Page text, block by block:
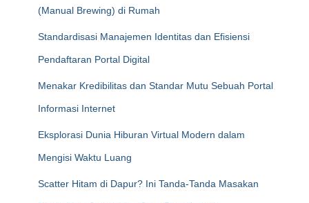
(Manual Brewing) di Rumah
Standardisasi Manajemen Identitas dan Efisiensi
Pendaftaran Portal Digital
Menakar Kredibilitas dan Standar Mutu Sebuah Portal
Informasi Internet
Eksplorasi Dunia Hiburan Virtual Modern dalam
Mengisi Waktu Luang
Scatter Hitam di Dapur? Ini Tanda-Tanda Masakan